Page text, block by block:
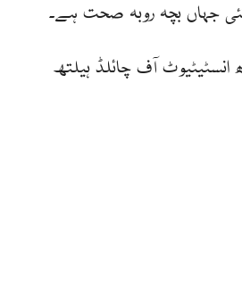
جہاں بچہ روبہ صحت ہے۔
انسٹیٹیوٹ آف چائلڈ ہیلتھ